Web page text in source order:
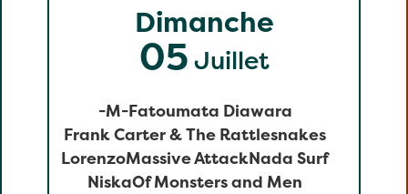
Dimanche
05Juillet
-M-Fatoumata Diawara
Frank Carter & The Rattlesnakes
LorenzoMassive AttackNada Surf
NiskaOf Monsters and Men